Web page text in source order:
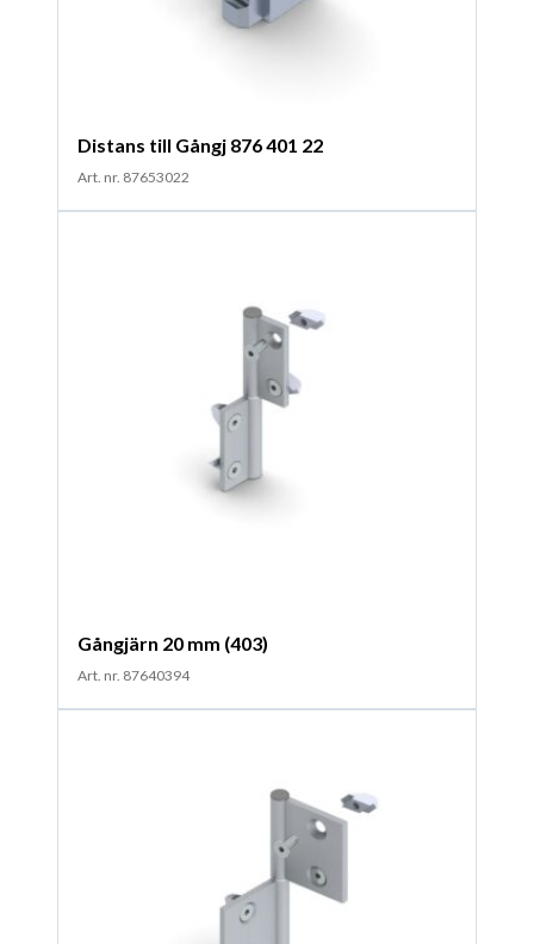
Distans till Gångj 876 401 22
Art. nr. 87653022
Gångjärn 20 mm (403)
Art. nr. 87640394